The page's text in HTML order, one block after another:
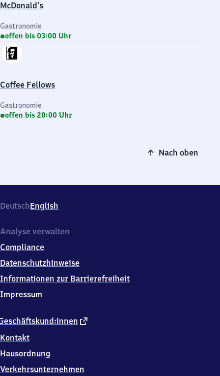
McDonald's
Gastronomie
offen bis 03:00 Uhr
Coffee Fellows
Gastronomie
offen bis 20:00 Uhr
Nach oben
DeutschEnglish
externer
Kontakt
Hausordnung
Verkehrsunternehmen
Analyse verwalten
Compliance
Datenschutzhinweise
Informationen zur Barrierefreiheit
Impressum